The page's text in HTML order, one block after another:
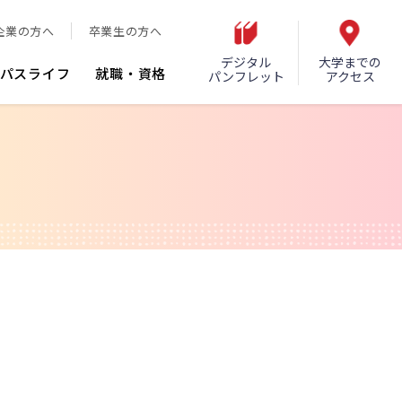
業の方へ 卒業生の方へ
スライフ 就職・資格
デジタル
パンフレット
大学までの
アクセス